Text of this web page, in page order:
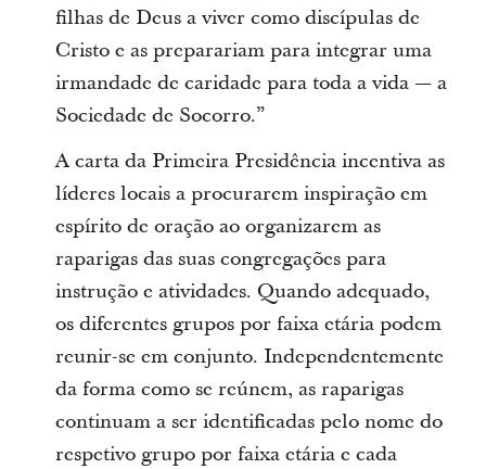
filhas de Deus a viver como discípulas de
Cristo e as preparariam para integrar uma
irmandade de caridade para toda a vida — a
Sociedade de Socorro.”
A carta da Primeira Presidência incentiva as
líderes locais a procurarem inspiração em
espírito de oração ao organizarem as
raparigas das suas congregações para
instrução e atividades. Quando adequado,
os diferentes grupos por faixa etária podem
reunir-se em conjunto. Independentemente
da forma como se reúnem, as raparigas
continuam a ser identificadas pelo nome do
respetivo grupo por faixa etária e cada